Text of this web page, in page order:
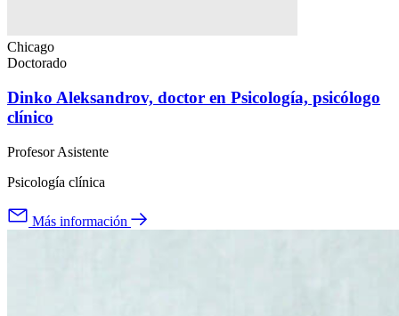
Chicago
Doctorado
Dinko Aleksandrov, doctor en Psicología, psicólogo
clínico
Profesor Asistente
Psicología clínica
Más información